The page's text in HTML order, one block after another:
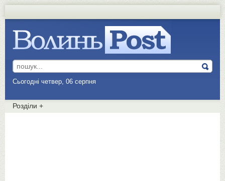
Сьогодні четвер, 06 серпня
Розділи +